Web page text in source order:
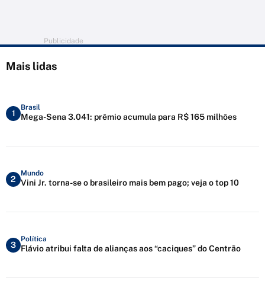
Publicidade
Mais lidas
1
Brasil
Mega-Sena 3.041: prêmio acumula para R$ 165 milhões
2
Mundo
Vini Jr. torna-se o brasileiro mais bem pago; veja o top 10
3
Política
Flávio atribui falta de alianças aos “caciques” do Centrão